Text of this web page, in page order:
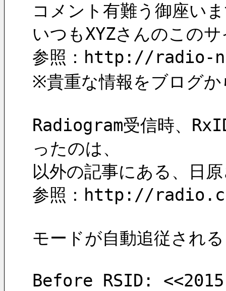
コメント有難う御座い
いつもXYZさんのこの
参照：http://radio-
※貴重な情報をブログ
Radiogram受信時、
ったのは、
以外の記事にある、日
参照：http://
モードが自動追従され
Before RSID: